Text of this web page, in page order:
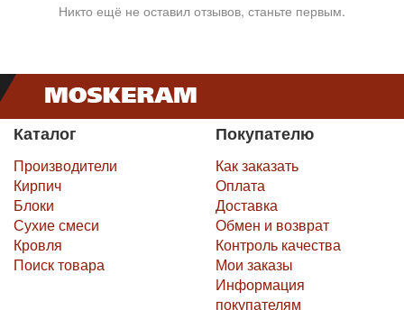
Никто ещё не оставил отзывов, станьте первым.
Каталог
Производители
Кирпич
Блоки
Сухие смеси
Кровля
Поиск товара
Покупателю
Как заказать
Оплата
Доставка
Обмен и возврат
Контроль качества
Мои заказы
Информация
покупателям